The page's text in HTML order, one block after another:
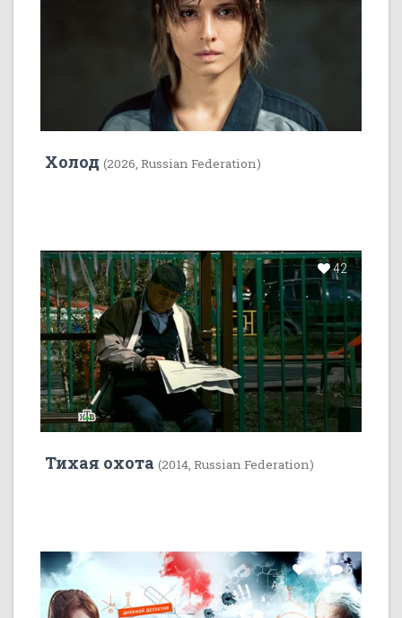
Холод (2026, Russian Federation)
42
Тихая охота (2014, Russian Federation)
22 5